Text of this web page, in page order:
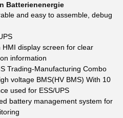
Batterienenergie
and easy to assemble, debug
HMI display screen for clear
information
Trading-Manufacturing Combo
voltage BMS(HV BMS) With 10
used for ESS/UPS
battery management system for